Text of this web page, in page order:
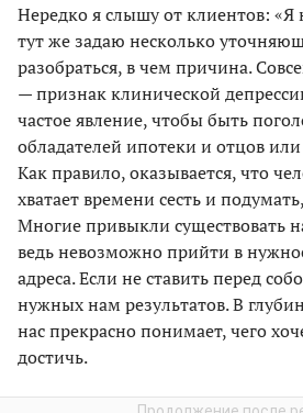
Нередко я слышу от клиентов: «Я
тут же задаю несколько
разобраться, в чем причина.
— признак клинической
частое явление, чтобы быть
обладателей ипотеки и отцов
Как правило, оказывается, что
хватает времени сесть и
Многие привыкли существовать
ведь невозможно прийти в
адреса. Если не ставить перед
нужных нам результатов. В
нас прекрасно понимает, чего
достичь.